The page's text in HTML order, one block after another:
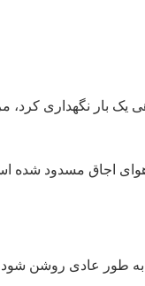
کرد، مراحل اصلی 6
هوای اجاق مسدود
به طور عادی روشن